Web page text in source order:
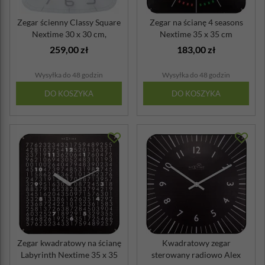
Zegar ścienny Classy Square
Nextime 30 x 30 cm,
transpare...
259,00 zł
Wysyłka do 48 godzin
DO KOSZYKA
Zegar na ścianę 4 seasons
Nextime 35 x 35 cm
183,00 zł
Wysyłka do 48 godzin
DO KOSZYKA
Zegar kwadratowy na ścianę
Labyrinth Nextime 35 x 35
Kwadratowy zegar
sterowany radiowo Alex